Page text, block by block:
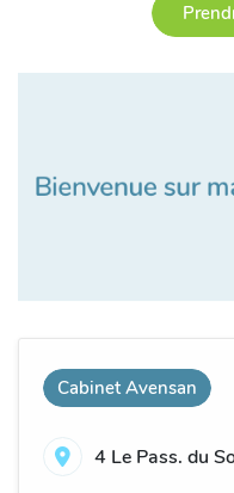
Cabinet Avensan
4 Le Pass. du